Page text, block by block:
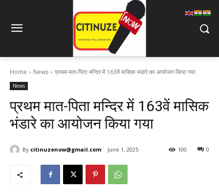
Home News प्रथम मात-पिता मन्दिर में 163वें मासिक भंडारे का आयोजन किया गया
News
प्रथम मात-पिता मन्दिर में 163वें मासिक
भंडारे का आयोजन किया गया
By citinuzenow@gmail.com June 1, 2025 0
100